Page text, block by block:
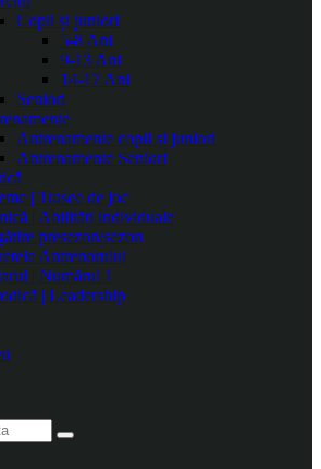
Copii și juniori
5-8 Ani
9-13 Ani
14-17 Ani
Seniori
Antrenamente copii și juniori
Antrenamente Seniori
| Trasee de joc
| Abilități individuale
presezon/sezon
Antrenorului
| Numărul 1
| Leadership